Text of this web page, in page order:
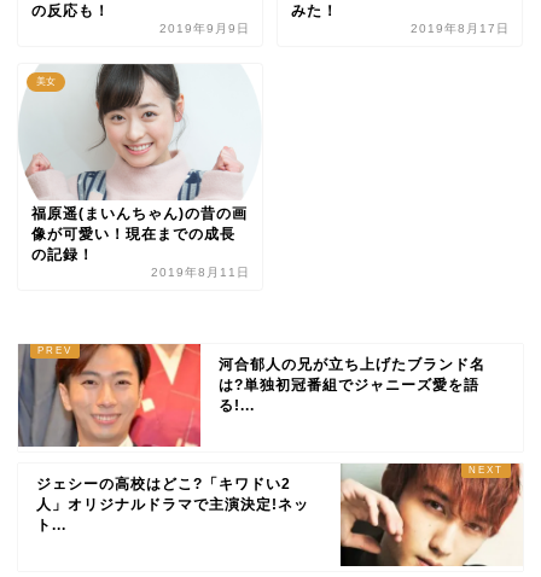
の反応も！
2019年9月9日
みた！
2019年8月17日
美女
福原遥(まいんちゃん)の昔の画
像が可愛い！現在までの成長
の記録！
2019年8月11日
河合郁人の兄が立ち上げたブランド名
は?単独初冠番組でジャニーズ愛を語
る!...
ジェシーの高校はどこ?「キワドい2
人」オリジナルドラマで主演決定!ネッ
ト...